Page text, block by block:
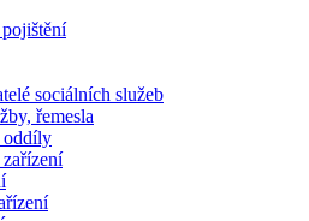
sociálních služeb
řemesla
oddíly